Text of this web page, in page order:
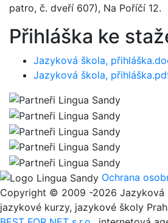
patro, č. dveří 607), Na Poříčí 12.
Přihláška ke
Jazyková škola,
Jazyková škola,
Ochrana
Copyright © 2009 -2026 Jazyková
jazykové kurzy, jazykové školy